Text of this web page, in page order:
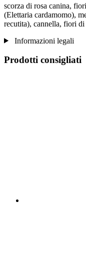
scorza di rosa canina,
(Elettaria cardamomo),
recutita), cannella, fiori
Informazioni legali
Prodotti consigliati